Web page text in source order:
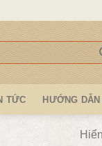
TỨC HƯỚNG